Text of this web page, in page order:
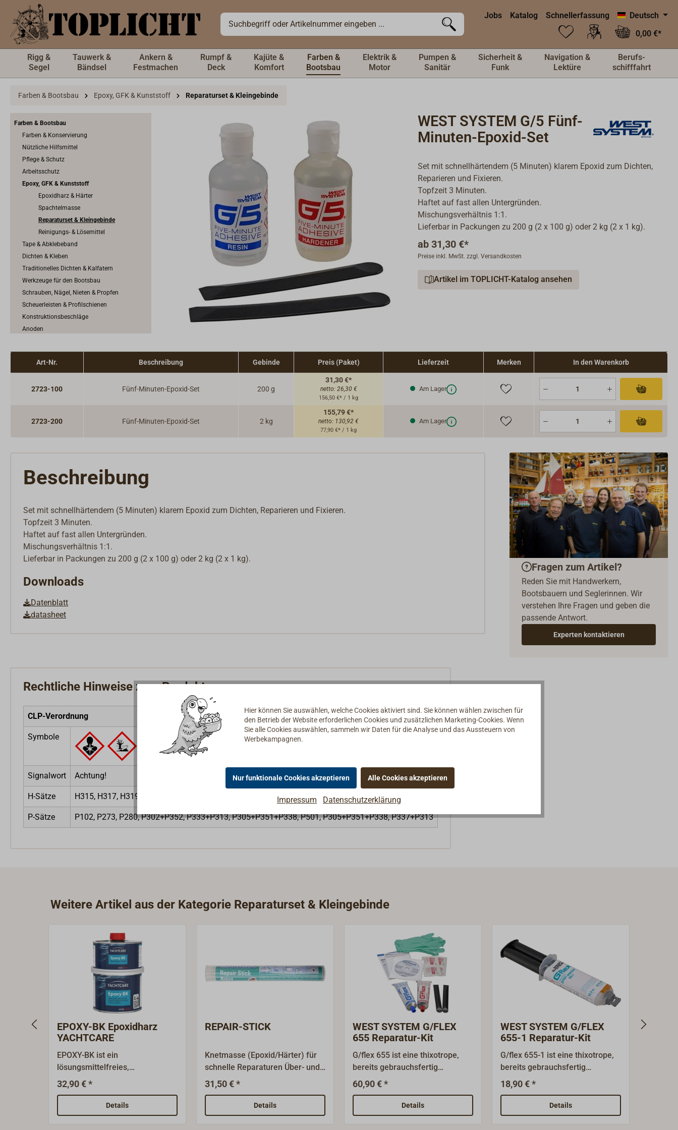
springen Jobs Katalog Schnellerfassung
Deutsch
0,00 €*
Rigg &
Segel
Tauwerk &
Bändsel
Ankern &
Festmachen
Rumpf &
Deck
Kajüte &
Komfort
Farben &
Bootsbau
Elektrik &
Motor
Pumpen &
Sanitär
Sicherheit &
Funk
Navigation &
Lektüre
Berufs-
schifffahrt
Farben & Bootsbau Epoxy, GFK & Kunststoff Reparaturset & Kleingebinde
Farben & Bootsbau
Farben & Konservierung
Nützliche Hilfsmittel
Pflege & Schutz
Arbeitsschutz
Epoxy, GFK & Kunststoff
Epoxidharz & Härter
Spachtelmasse
Reparaturset & Kleingebinde
Reinigungs- & Lösemittel
Tape & Abklebeband
Dichten & Kleben
Traditionelles Dichten & Kalfatern
Werkzeuge für den Bootsbau
Schrauben, Nägel, Nieten & Propfen
Scheuerleisten & Profilschienen
Konstruktionsbeschläge
Anoden
WEST SYSTEM G/5 Fünf-
Minuten-Epoxid-Set
Set mit schnellhärtendem (5 Minuten) klarem Epoxid zum Dichten,
Reparieren und Fixieren.
Topfzeit 3 Minuten.
Haftet auf fast allen Untergründen.
Mischungsverhältnis 1:1.
Lieferbar in Packungen zu 200 g (2 x 100 g) oder 2 kg (2 x 1 kg).
ab 31,30 €*
Preise inkl. MwSt. zzgl. Versandkosten
Artikel im TOPLICHT-Katalog ansehen
Art-Nr. Beschreibung Gebinde Preis (Paket) Lieferzeit Merken In den Warenkorb
2723-100 Fünf-Minuten-Epoxid-Set 200 g
31,30 €*
netto: 26,30 €
156,50 €* / 1 kg
Am Lager
2723-200 Fünf-Minuten-Epoxid-Set 2 kg
155,79 €*
netto: 130,92 €
77,90 €* / 1 kg
Am Lager
Beschreibung
Set mit schnellhärtendem (5 Minuten) klarem Epoxid zum Dichten, Reparieren und Fixieren.
Topfzeit 3 Minuten.
Haftet auf fast allen Untergründen.
Mischungsverhältnis 1:1.
Lieferbar in Packungen zu 200 g (2 x 100 g) oder 2 kg (2 x 1 kg).
Downloads
Datenblatt
datasheet
Fragen zum Artikel?
Reden Sie mit Handwerkern,
Bootsbauern und Seglerinnen. Wir
verstehen Ihre Fragen und geben die
passende Antwort.
Experten kontaktieren
Rechtliche Hinweise zum Produkt
CLP-Verordnung
Symbole
Signalwort Achtung!
H-Sätze H315, H317, H319, H411
P-Sätze P102, P273, P280, P302+P352, P333+P313, P305+P351+P338, P501, P305+P351+P338, P337+P313
Weitere Artikel aus der Kategorie Reparaturset & Kleingebinde
EPOXY-BK Epoxidharz
YACHTCARE
EPOXY-BK ist ein
lösungsmittelfreies,
dünnflüssiges, transparentes
Beschichtungs-, Laminier- und
Vergussharz. Es kann als
Bindemittel für Füllstoffe (z.B.
32,90 € *
Details
REPAIR-STICK
Knetmasse (Epoxid/Härter) für
schnelle Reparaturen Über- und
Unterwasser.Haftet auf GFK,
Holz, Metall und
Kunststoff.Einfach gut
durchkneten und
31,50 € *
Details
WEST SYSTEM G/FLEX
655 Reparatur-Kit
G/flex 655 ist eine thixotrope,
bereits gebrauchsfertig
angedickte, nicht tropfende
Epoxidharz-Paste.Dieses
wasserdichte Epoxy versteht sich
60,90 € *
Details
WEST SYSTEM G/FLEX
655-1 Reparatur-Kit
G/flex 655-1 ist eine thixotrope,
bereits gebrauchsfertig
angedickte, nicht tropfende
Epoxidharz-Paste. Dieses
hochfeste und absolut
wasserdichte Epoxy versteht sich
18,90 € *
Details
Hier können Sie auswählen, welche Cookies aktiviert sind. Sie können wählen zwischen für
den Betrieb der Website erforderlichen Cookies und zusätzlichen Marketing-Cookies. Wenn
Sie alle Cookies auswählen, sammeln wir Daten für die Analyse und das Aussteuern von
Werbekampagnen.
Nur funktionale Cookies akzeptieren Alle Cookies akzeptieren
Impressum Datenschutzerklärung